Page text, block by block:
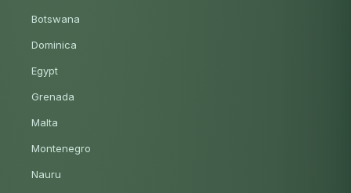
Botswana
Dominica
Egypt
Grenada
Malta
Montenegro
Nauru